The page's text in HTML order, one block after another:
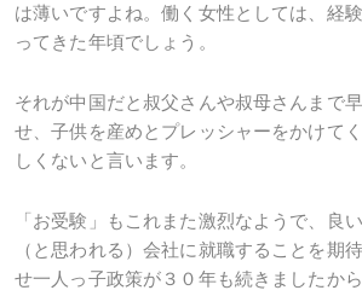
は薄いですよね。働く女性としては、経
ってきた年頃でしょう。
それが中国だと叔父さんや叔母さんまで
せ、子供を産めとプレッシャーをかけて
しくないと言います。
「お受験」もこれまた激烈なようで、良
（と思われる）会社に就職することを期
せ一人っ子政策が３０年も続きましたか